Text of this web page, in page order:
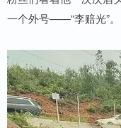
一个外号——“李赔光”。